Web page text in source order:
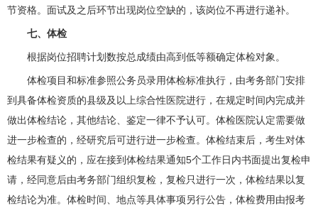
节资格。面试及之后环节出现岗位空缺的，该岗位不再进行递补。
七、体检
根据岗位招聘计划数按总成绩由高到低等额确定体检对象。
体检项目和标准参照公务员录用体检标准执行，由考务部门安排
到具备体检资质的县级及以上综合性医院进行，在规定时间内完成并
做出体检结论，其他结论、鉴定一律不予认可。体检医院认定需要做
进一步检查的，经研究后可进行进一步检查。体检结束后，考生对体
检结果有疑义的，应在接到体检结果通知5个工作日内书面提出复检申
请，经同意后由考务部门组织复检，复检只进行一次，体检结果以复
检结论为准。体检时间、地点等具体事项另行公告，体检费用由报考